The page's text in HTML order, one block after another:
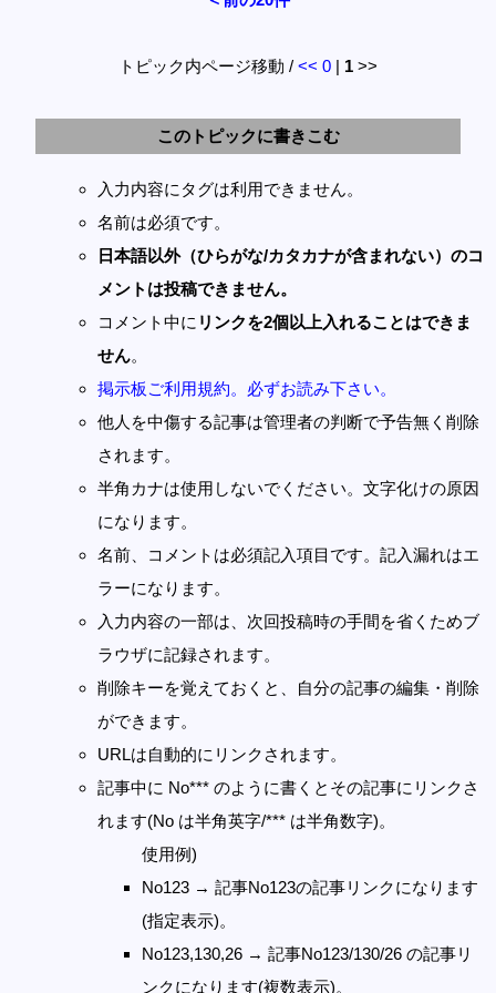
トピック内ページ移動 / << 0 | 1 >>
このトピックに書きこむ
入力内容にタグは利用できません。
名前は必須です。
日本語以外（ひらがな/カタカナが含まれない）のコ
メントは投稿できません。
コメント中に リンクを2個以上入れることはできま
せん。
掲示板ご利用規約。必ずお読み下さい。
他人を中傷する記事は管理者の判断で予告無く削除
されます。
半角カナは使用しないでください。文字化けの原因
になります。
名前、コメントは必須記入項目です。記入漏れはエ
ラーになります。
入力内容の一部は、次回投稿時の手間を省くためブ
ラウザに記録されます。
削除キーを覚えておくと、自分の記事の編集・削除
ができます。
URLは自動的にリンクされます。
記事中に No*** のように書くとその記事にリンクさ
れます(No は半角英字/*** は半角数字)。
使用例)
No123 → 記事No123の記事リンクになります
(指定表示)。
No123,130,26 → 記事No123/130/26 の記事リ
ンクになります(複数表示)。